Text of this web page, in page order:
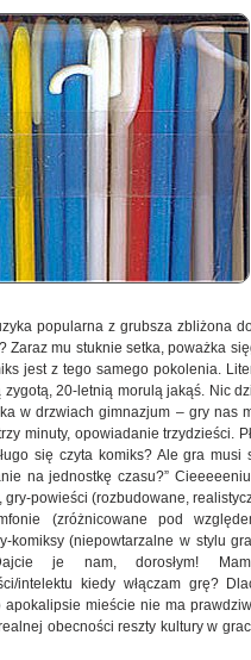
popularna z grubsza zbliżona
Zaraz mu stuknie setka, poważka
jest z tego samego pokolenia.
20-letnią morulą jakąś. Nic
w drzwiach gimnazjum – gry nas
minuty, opowiadanie trzydzieści.
się czyta komiks? Ale gra
na jednostkę czasu?”
gry-powieści (rozbudowane,
(zróżnicowane pod
komiksy (niepowtarzalne w stylu
je nam, dorosłym!
intelektu kiedy włączam grę?
apokalipsie mieście nie ma
obecności reszty kultury w